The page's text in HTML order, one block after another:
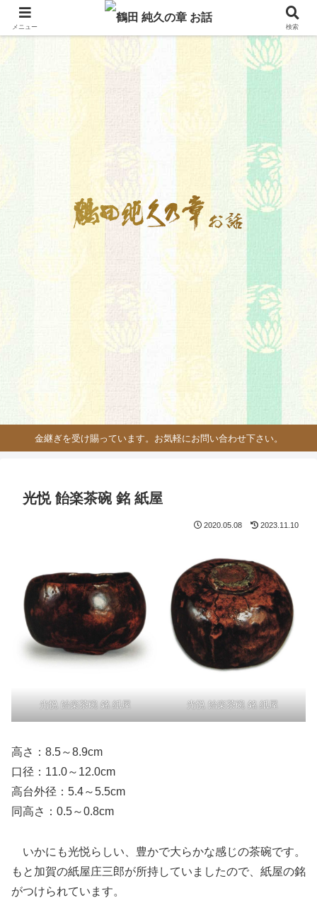
金継ぎを受け賜っています。お気軽にお問い合わせ下さい。
光悦 飴楽茶碗 銘 紙屋
2020.05.08 2023.11.10
光悦 飴楽茶碗 銘 紙屋 光悦 飴楽茶碗 銘 紙屋
高さ：8.5～8.9cm
口径：11.0～12.0cm
高台外径：5.4～5.5cm
同高さ：0.5～0.8cm
いかにも光悦らしい、豊かで大らかな感じの茶碗です。
もと加賀の紙屋庄三郎が所持していましたので、紙屋の銘
がつけられています。
メニュー 検索